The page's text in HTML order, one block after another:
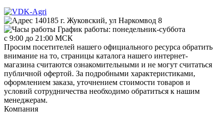
140185 г. Жуковский, ул Наркомвод 8
График работы: понедельник-суббота
с 9:00 до 21:00 МСК
Просим посетителей нашего официального ресурса обратить
внимание на то, страницы каталога нашего интернет-
магазина считаются ознакомительными и не могут считаться
публичной офертой. За подробными характеристиками,
оформлением заказа, уточнением стоимости товаров и
условий сотрудничества необходимо обратиться к нашим
менеджерам.
Компания